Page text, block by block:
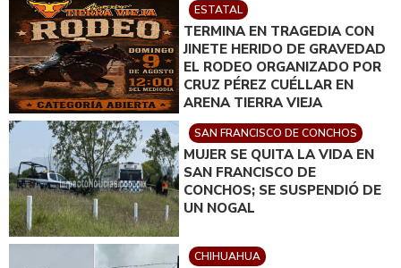
ESTATAL
TERMINA EN TRAGEDIA CON
JINETE HERIDO DE GRAVEDAD
EL RODEO ORGANIZADO POR
CRUZ PÉREZ CUÉLLAR EN
ARENA TIERRA VIEJA
SAN FRANCISCO DE CONCHOS
MUJER SE QUITA LA VIDA EN
SAN FRANCISCO DE
CONCHOS; SE SUSPENDIÓ DE
UN NOGAL
CHIHUAHUA